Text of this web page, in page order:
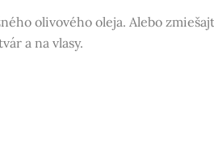
olivového oleja. Alebo
a na vlasy.